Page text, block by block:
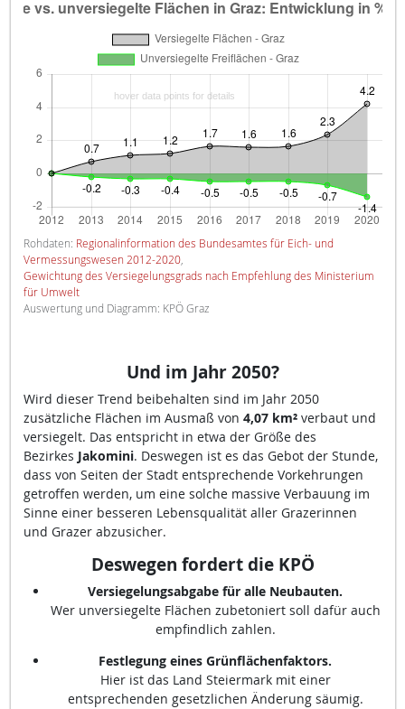
Rohdaten: Regionalinformation des Bundesamtes für Eich- und
Vermessungswesen 2012-2020,
Gewichtung des Versiegelungsgrads nach Empfehlung des Ministerium
für Umwelt
Auswertung und Diagramm: KPÖ Graz
Und im Jahr 2050?
Wird dieser Trend beibehalten sind im Jahr 2050
zusätzliche Flächen im Ausmaß von 4,07 km²verbaut und
versiegelt. Das entspricht in etwa der Größe des
Bezirkes Jakomini. Deswegen ist es das Gebot der Stunde,
dass von Seiten der Stadt entsprechende Vorkehrungen
getroffen werden, um eine solche massive Verbauung im
Sinne einer besseren Lebensqualität aller Grazerinnen
und Grazer abzusicher.
Deswegen fordert die KPÖ
Versiegelungsabgabe für alle Neubauten.
Wer unversiegelte Flächen zubetoniert soll dafür auch
empfindlich zahlen.
Festlegung eines Grünflächenfaktors.
Hier ist das Land Steiermark mit einer
entsprechenden gesetzlichen Änderung säumig.